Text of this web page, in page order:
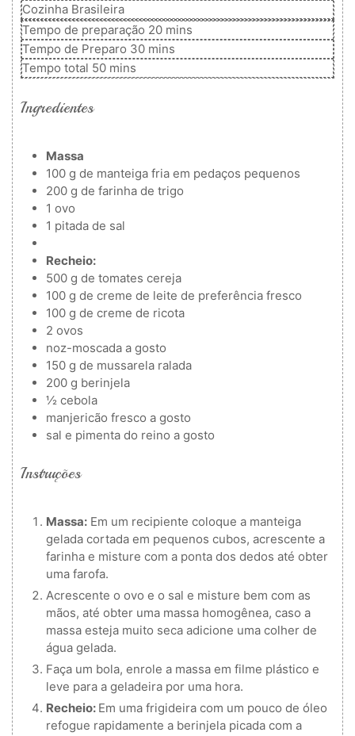
Cozinha Brasileira
Tempo de preparação 20minutos
mins
Tempo de Preparo 30minutos
mins
Tempo total 50minutos
mins
Ingredientes
Massa
100 g de manteiga fria em pedaços pequenos
200 g de farinha de trigo
1 ovo
1 pitada de sal
Recheio:
500 g de tomates cereja
100 g de creme de leite de preferência fresco
100 g de creme de ricota
2 ovos
noz-moscada a gosto
150 g de mussarela ralada
200 g berinjela
½ cebola
manjericão fresco a gosto
sal e pimenta do reino a gosto
Instruções
Massa: Em um recipiente coloque a manteiga
gelada cortada em pequenos cubos, acrescente a
farinha e misture com a ponta dos dedos até obter
uma farofa.
Acrescente o ovo e o sal e misture bem com as
mãos, até obter uma massa homogênea, caso a
massa esteja muito seca adicione uma colher de
água gelada.
Faça um bola, enrole a massa em filme plástico e
leve para a geladeira por uma hora.
Recheio: Em uma frigideira com um pouco de óleo
refogue rapidamente a berinjela picada com a